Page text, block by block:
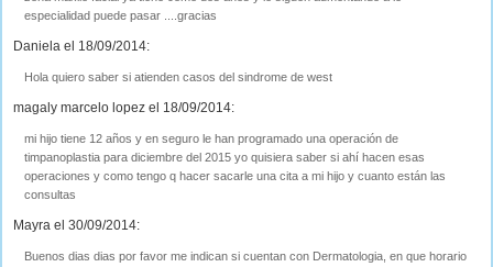
especialidad puede pasar ....gracias
Daniela el 18/09/2014:
Hola quiero saber si atienden casos del sindrome de west
magaly marcelo lopez el 18/09/2014:
mi hijo tiene 12 años y en seguro le han programado una operación de
timpanoplastia para diciembre del 2015 yo quisiera saber si ahí hacen esas
operaciones y como tengo q hacer sacarle una cita a mi hijo y cuanto están las
consultas
Mayra el 30/09/2014:
Buenos dias dias por favor me indican si cuentan con Dermatologia, en que horario